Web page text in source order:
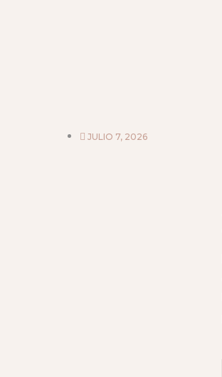
JULIO 7, 2026